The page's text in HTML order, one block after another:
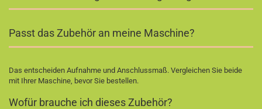
Passt das Zubehör an meine Maschine?
Das entscheiden Aufnahme und Anschlussmaß. Vergleichen Sie beide
mit Ihrer Maschine, bevor Sie bestellen.
Wofür brauche ich dieses Zubehör?